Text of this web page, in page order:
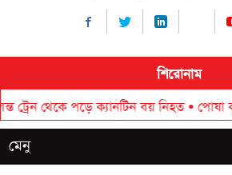
শিরোনাম
থেকে পড়ে ক্যানটিন বয় নিহত•পোষা কুকুর
মেনু